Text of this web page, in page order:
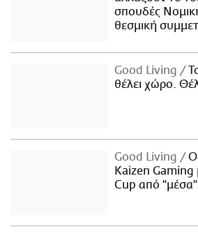
σπουδές
θεσμική
Good Living
θέλει χώρο.
Good Living
Kaizen Gaming
Cup από "μέσα"